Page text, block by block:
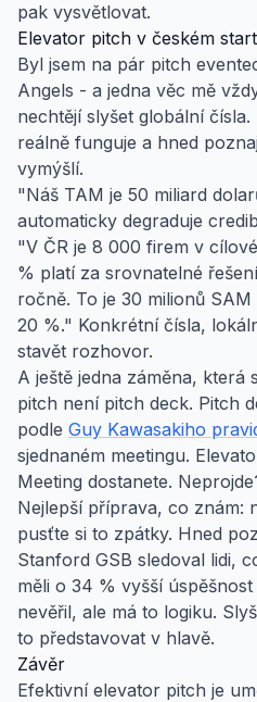
pak vysvětlovat.
Elevator pitch v českém
Byl jsem na pár pitch
Angels - a jedna věc mě
nechtějí slyšet globální
reálně funguje a hned
vymýšlí.
"Náš TAM je 50 miliard
automaticky degraduje
"V ČR je 8 000 firem v
% platí za srovnatelné
ročně. To je 30 milionů
20 %." Konkrétní čísla,
stavět rozhovor.
A ještě jedna záměna, která
pitch není pitch deck. Pitch
podle Guy Kawasakiho
sjednaném meetingu.
Meeting dostanete.
Nejlepší příprava, co znám:
pusťte si to zpátky. Hned
Stanford GSB sledoval lidi,
měli o 34 % vyšší
nevěřil, ale má to logiku.
to představovat v hlavě.
Závěr
Efektivní elevator pitch je